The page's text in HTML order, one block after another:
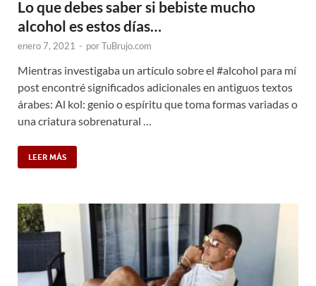
Lo que debes saber si bebiste mucho
alcohol es estos días…
enero 7, 2021 - porTuBrujo.com
Mientras investigaba un artículo sobre el #alcohol para mí
post encontré significados adicionales en antiguos textos
árabes: Al kol: genio o espíritu que toma formas variadas o
una criatura sobrenatural …
LEER MÁS